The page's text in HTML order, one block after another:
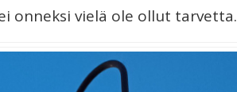
onneksi vielä ole ollut tarvetta.